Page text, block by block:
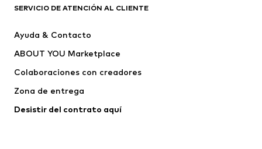
Vestidos
Camisetas y tops
Chaquetas
Jerséis y punto
Ropa interior
Abrigos
SERVICIO DE ATENCIÓN AL CLIENTE
Ayuda & Contacto
ABOUT YOU Marketplace
Colaboraciones con creadores
Zona de entrega
Desistir del contrato aquí